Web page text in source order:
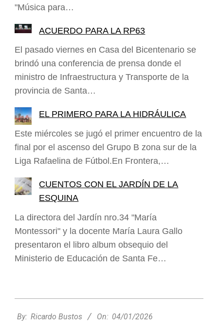
"Música para…
ACUERDO PARA LA RP63
El pasado viernes en Casa del Bicentenario se
brindó una conferencia de prensa donde el
ministro de Infraestructura y Transporte de la
provincia de Santa…
EL PRIMERO PARA LA HIDRÁULICA
Este miércoles se jugó el primer encuentro de la
final por el ascenso del Grupo B zona sur de la
Liga Rafaelina de Fútbol.En Frontera,…
CUENTOS CON EL JARDÍN DE LA
ESQUINA
La directora del Jardín nro.34 "María
Montessori" y la docente María Laura Gallo
presentaron el libro album obsequio del
Ministerio de Educación de Santa Fe…
01-
By: Ricardo Bustos On: 04/01/2026